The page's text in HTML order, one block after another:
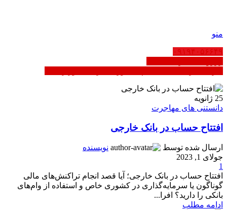
منو
۰۹۱۹۴۰۵۶۶۴۹
25 ژانویه
دانستنی های مهاجرت
افتتاح حساب در بانک خارجی
ارسال شده توسط
نویسنده
جولای 1, 2023
1
افتتاح حساب در بانک خارجی؛ آیا قصد انجام تراکنش‌های مالی
گوناگون یا سرمایه‌گذاری در کشوری خاص و استفاده از وام‌های
بانکی را دارید؟ افرا...
ادامه مطلب